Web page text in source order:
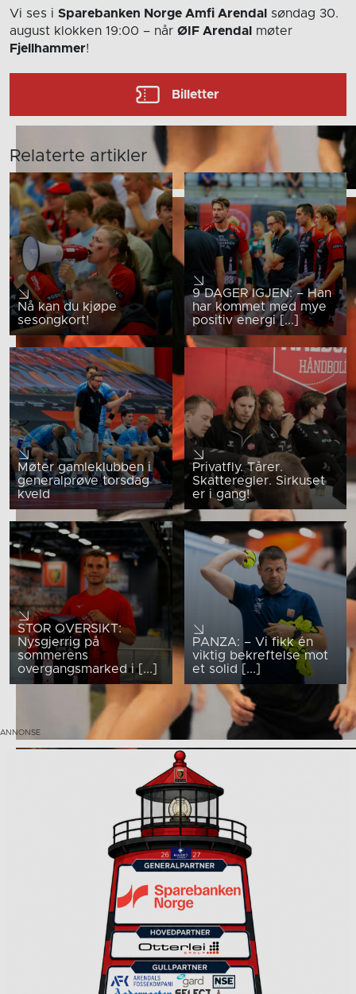
Vi ses i Sparebanken Norge Amfi Arendal
søndag 30.
august klokken 19:00 – når ØIF Arendal
møter
Fjellhammer!
Billetter
Relaterte artikler
Nå kan du kjøpe
sesongkort!
9 DAGER IGJEN: – Han
har kommet med mye
positiv energi [...]
Møter gamleklubben i
generalprøve torsdag
kveld
Privatfly. Tårer.
Skatteregler. Sirkuset
er i gang!
STOR OVERSIKT:
Nysgjerrig på
sommerens
overgangsmarked i [...]
PANZA: – Vi fikk én
viktig bekreftelse mot
et solid [...]